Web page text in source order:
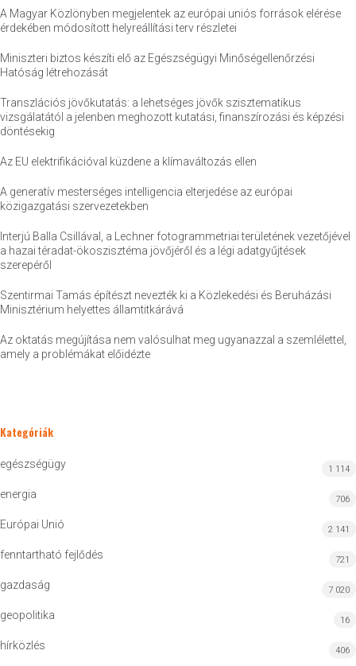
A Magyar Közlönyben megjelentek az európai uniós források elérése
érdekében módosított helyreállítási terv részletei
Miniszteri biztos készíti elő az Egészségügyi Minőségellenőrzési
Hatóság létrehozását
Transzlációs jövőkutatás: a lehetséges jövők szisztematikus
vizsgálatától a jelenben meghozott kutatási, finanszírozási és képzési
döntésekig
Az EU elektrifikációval küzdene a klímaváltozás ellen
A generatív mesterséges intelligencia elterjedése az európai
közigazgatási szervezetekben
Interjú Balla Csillával, a Lechner fotogrammetriai területének vezetőjével
a hazai téradat-ökoszisztéma jövőjéről és a légi adatgyűjtések
szerepéről
Szentirmai Tamás építészt nevezték ki a Közlekedési és Beruházási
Minisztérium helyettes államtitkárává
Az oktatás megújítása nem valósulhat meg ugyanazzal a szemlélettel,
amely a problémákat előidézte
Kategóriák
egészségügy 1 114
energia 706
Európai Unió 2 141
fenntartható fejlődés 721
gazdaság 7 020
geopolitika 16
hírközlés 406